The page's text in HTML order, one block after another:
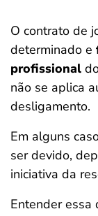
O contrato de
determinado e
profissional
não se aplica
desligamento.
Em alguns
ser devido,
iniciativa da
Entender essa